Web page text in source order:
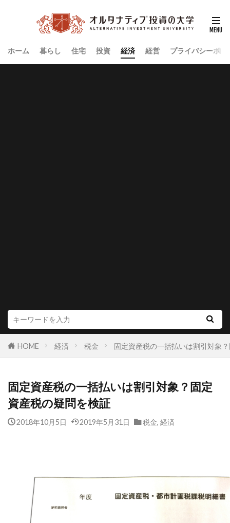
ホーム 暮らし 住宅 投資 経済 経営 プライバシーポリ
HOME 経済 税金 固定資産税の一括払いは割引対象
固定資産税の一括払いは割引対象？固定
資産税の疑問を検証
2018年10月5日 2019年5月31日 税金, 経済